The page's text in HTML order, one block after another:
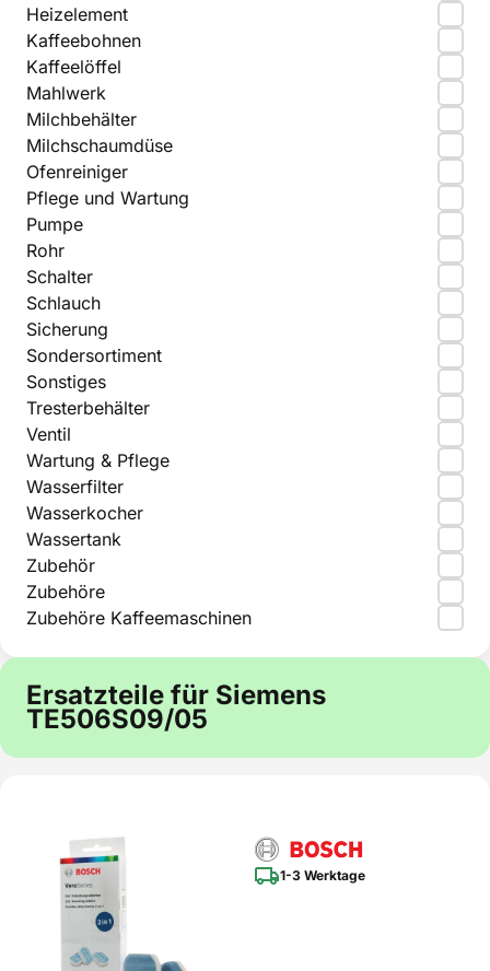
Heizelement
Kaffeebohnen
Kaffeelöffel
Mahlwerk
Milchbehälter
Milchschaumdüse
Ofenreiniger
Pflege und Wartung
Pumpe
Rohr
Schalter
Schlauch
Sicherung
Sondersortiment
Sonstiges
Tresterbehälter
Ventil
Wartung & Pflege
Wasserfilter
Wasserkocher
Wassertank
Zubehör
Zubehöre
Zubehöre Kaffeemaschinen
Ersatzteile für Siemens
TE506S09/05
1-3 Werktage